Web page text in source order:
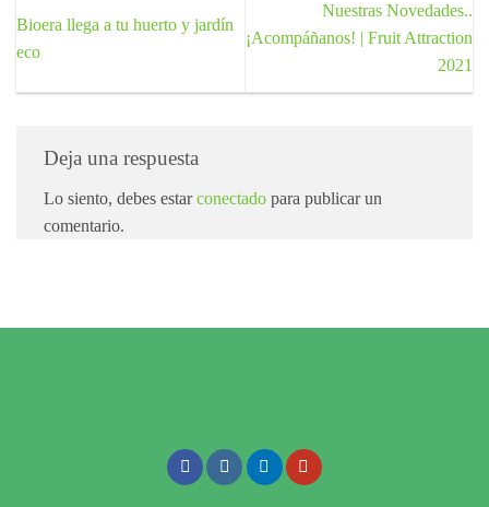
Bioera llega a tu huerto y jardín
eco
Nuestras Novedades..
¡Acompáñanos! | Fruit Attraction
2021
Deja una respuesta
Lo siento, debes estarconectado para publicar un
comentario.